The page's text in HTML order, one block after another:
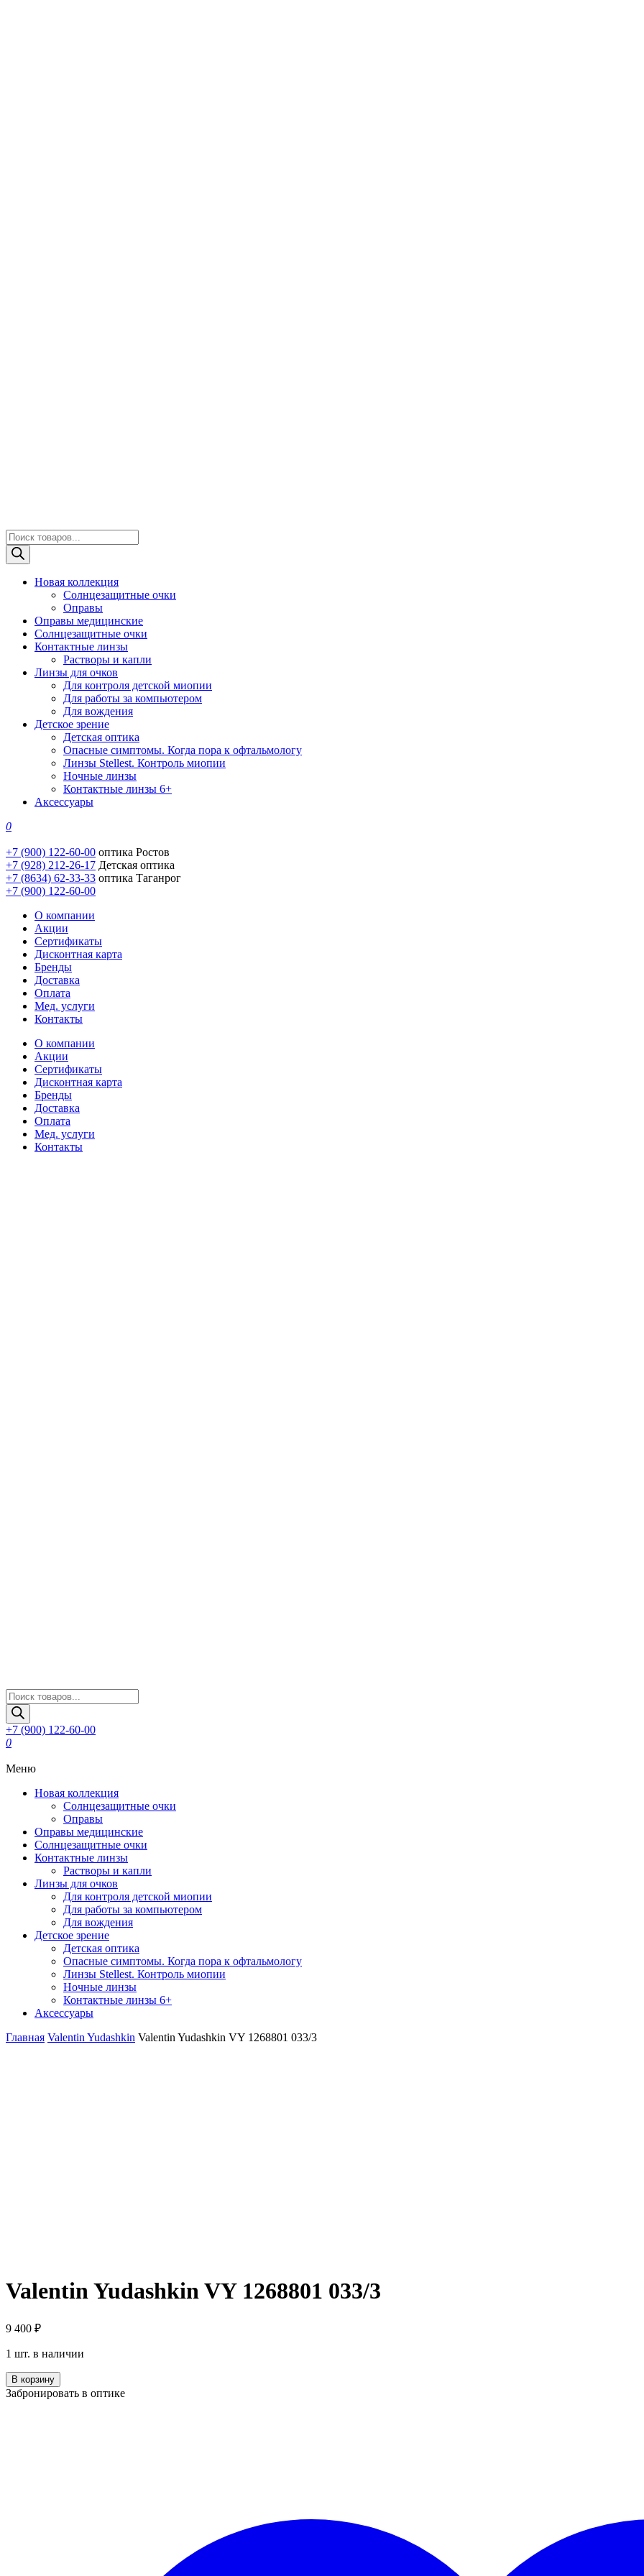
Поиск
товаров
Новая коллекция
Солнцезащитные очки
Оправы
Оправы медицинские
Солнцезащитные очки
Контактные линзы
Растворы и капли
Линзы для очков
Для контроля детской миопии
Для работы за компьютером
Для вождения
Детское зрение
Детская оптика
Опасные симптомы. Когда пора к офтальмологу
Линзы Stellest. Контроль миопии
Ночные линзы
Контактные линзы 6+
Аксессуары
0
+7 (900) 122-60-00 оптика Ростов
+7 (928) 212-26-17 Детская оптика
+7 (8634) 62-33-33 оптика Таганрог
+7 (900) 122-60-00
О компании
Акции
Сертификаты
Дисконтная карта
Бренды
Доставка
Оплата
Мед. услуги
Контакты
О компании
Акции
Сертификаты
Дисконтная карта
Бренды
Доставка
Оплата
Мед. услуги
Контакты
Поиск
товаров
+7 (900) 122-60-00
0
Меню
Новая коллекция
Солнцезащитные очки
Оправы
Оправы медицинские
Солнцезащитные очки
Контактные линзы
Растворы и капли
Линзы для очков
Для контроля детской миопии
Для работы за компьютером
Для вождения
Детское зрение
Детская оптика
Опасные симптомы. Когда пора к офтальмологу
Линзы Stellest. Контроль миопии
Ночные линзы
Контактные линзы 6+
Аксессуары
Главная Valentin Yudashkin Valentin Yudashkin VY 1268801 033/3
Valentin Yudashkin VY 1268801 033/3
9 400 ₽
1 шт. в наличии
Количество
Valentin
Yudashkin
В корзину
Забронировать в оптике